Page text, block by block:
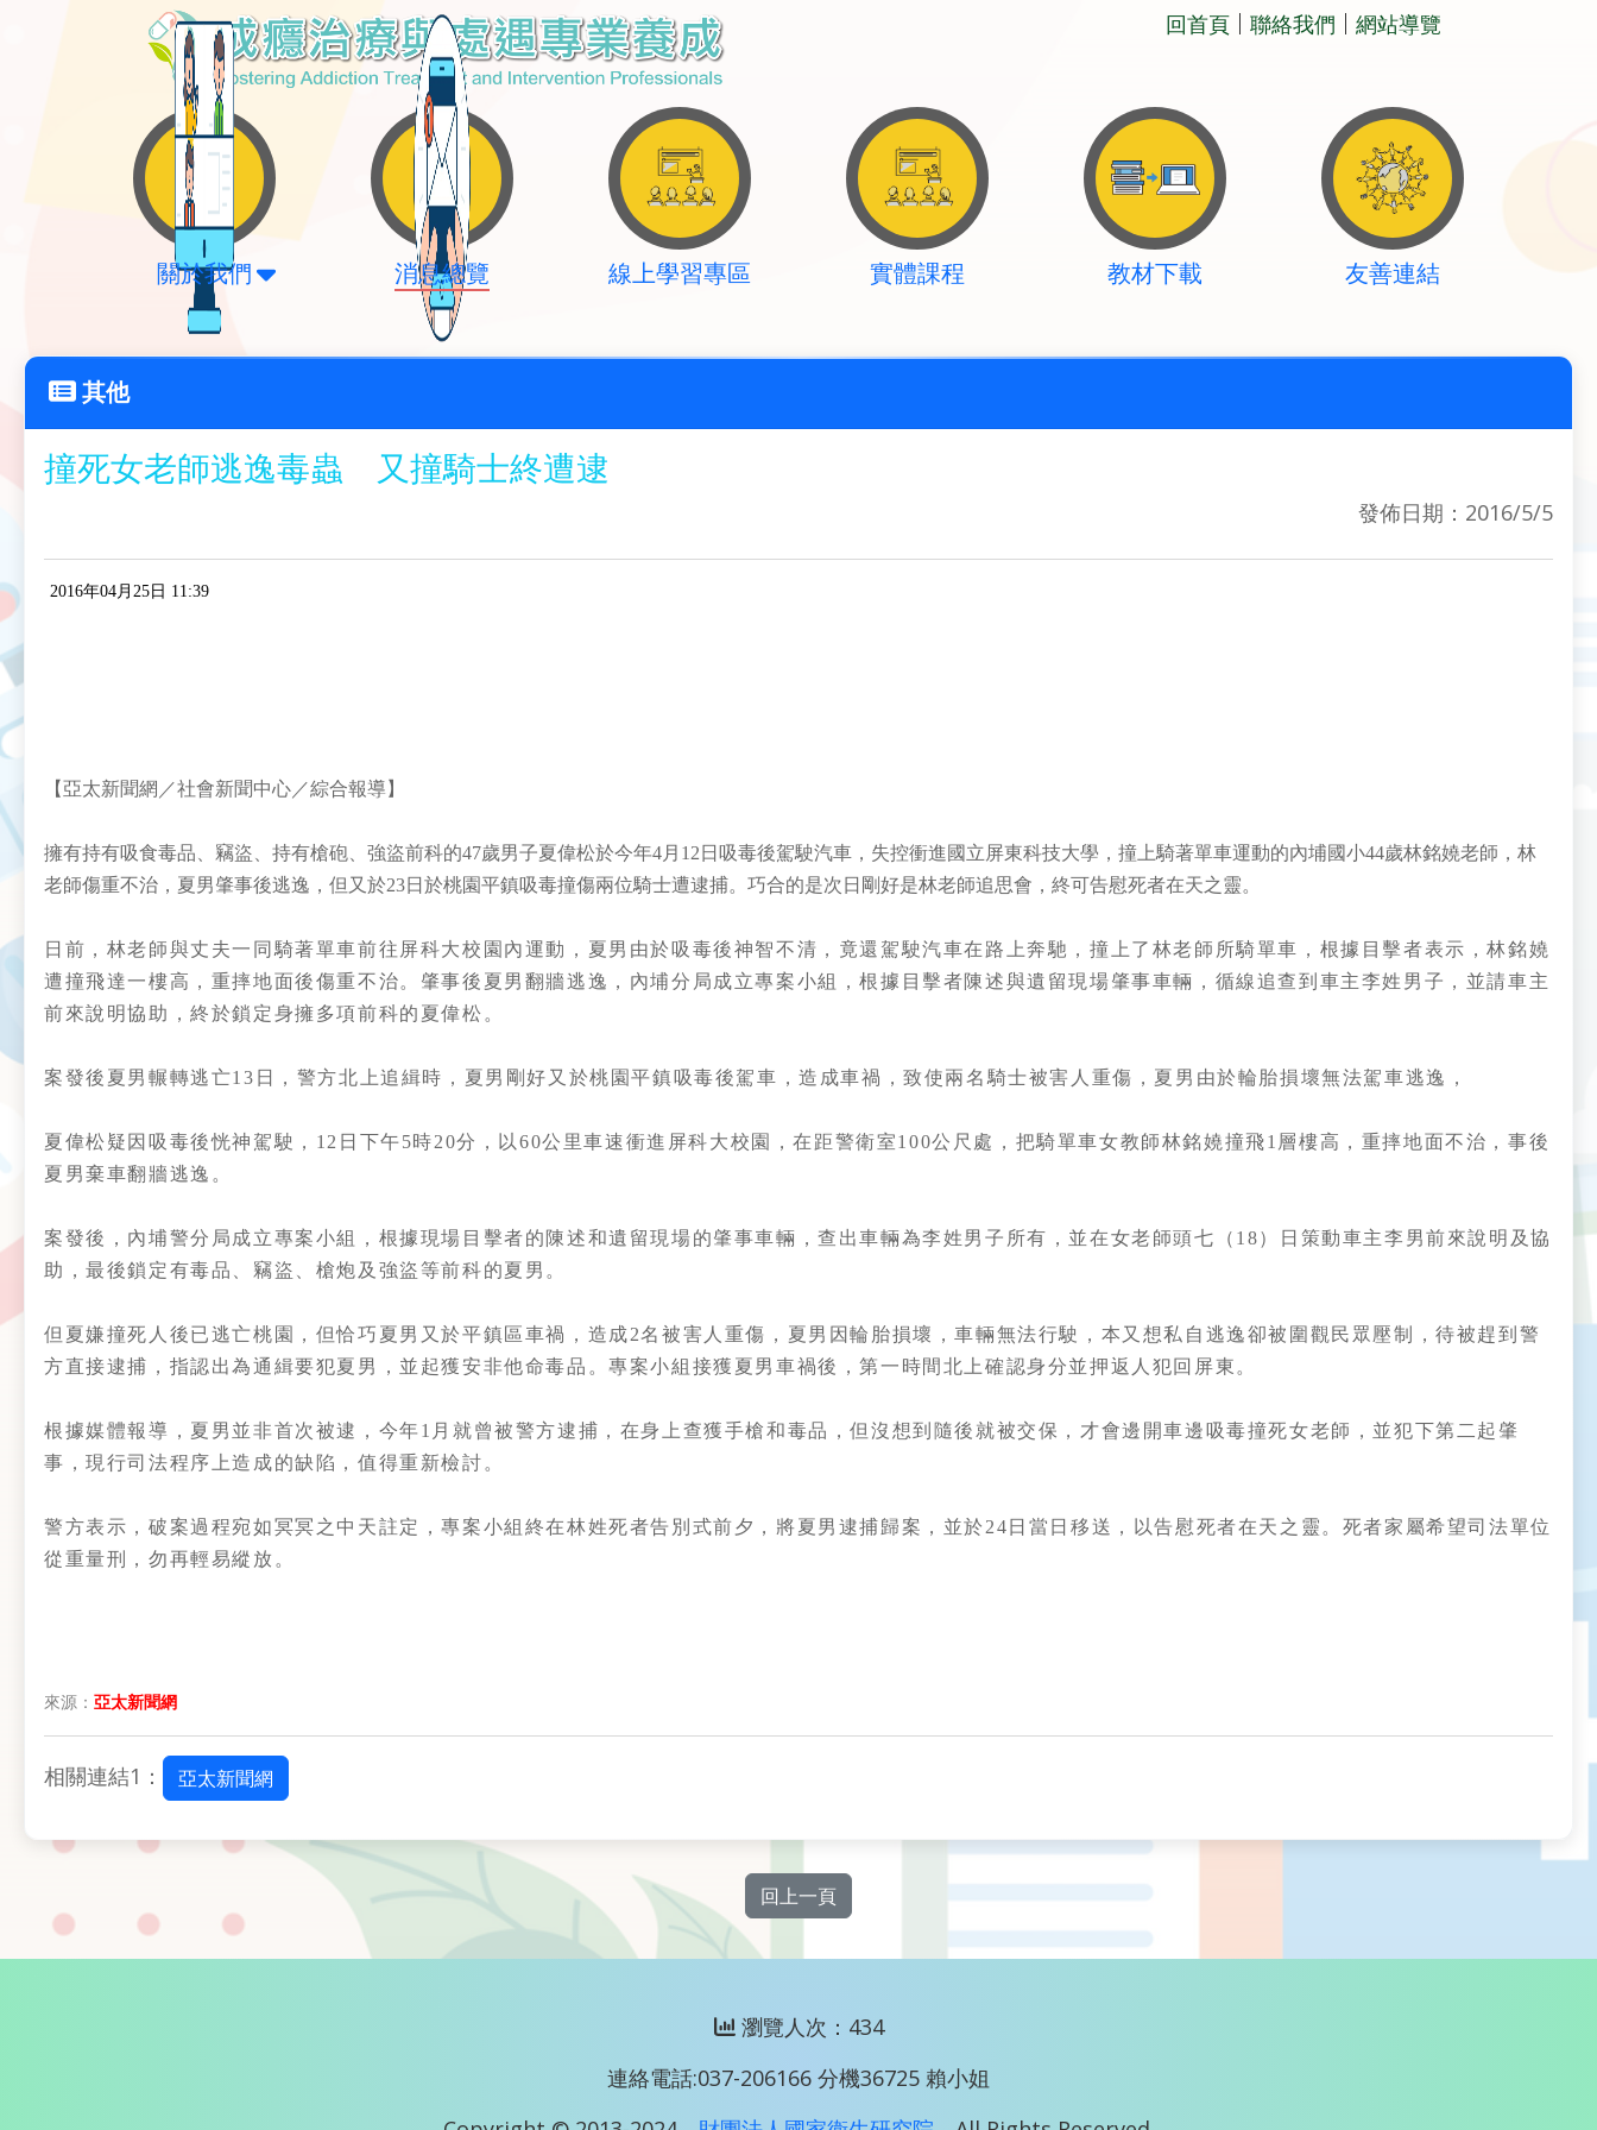
回首頁 聯絡我們 網站導覽
關於我們 消息總覽 線上學習專區 實體課程 教材下載 友善連結
其他
撞死女老師逃逸毒蟲 又撞騎士終遭逮
發佈日期：2016/5/5
2016年04月25日 11:39
【亞太新聞網／社會新聞中心／綜合報導】
擁有持有吸食毒品、竊盜、持有槍砲、強盜前科的47歲男子夏偉松於今年4月12日吸毒後駕駛汽車，失控衝進國立屏東科技大學，撞上騎著單車運動的內埔國小44歲林銘嬈老師，林
老師傷重不治，夏男肇事後逃逸，但又於23日於桃園平鎮吸毒撞傷兩位騎士遭逮捕。巧合的是次日剛好是林老師追思會，終可告慰死者在天之靈。
日前，林老師與丈夫一同騎著單車前往屏科大校園內運動，夏男由於吸毒後神智不清，竟還駕駛汽車在路上奔馳，撞上了林老師所騎單車，根據目擊者表示，林銘嬈
遭撞飛達一樓高，重摔地面後傷重不治。肇事後夏男翻牆逃逸，內埔分局成立專案小組，根據目擊者陳述與遺留現場肇事車輛，循線追查到車主李姓男子，並請車主
前來說明協助，終於鎖定身擁多項前科的夏偉松。
案發後夏男輾轉逃亡13日，警方北上追緝時，夏男剛好又於桃園平鎮吸毒後駕車，造成車禍，致使兩名騎士被害人重傷，夏男由於輪胎損壞無法駕車逃逸，
夏偉松疑因吸毒後恍神駕駛，12日下午5時20分，以60公里車速衝進屏科大校園，在距警衛室100公尺處，把騎單車女教師林銘嬈撞飛1層樓高，重摔地面不治，事後
夏男棄車翻牆逃逸。
案發後，內埔警分局成立專案小組，根據現場目擊者的陳述和遺留現場的肇事車輛，查出車輛為李姓男子所有，並在女老師頭七（18）日策動車主李男前來說明及協
助，最後鎖定有毒品、竊盜、槍炮及強盜等前科的夏男。
但夏嫌撞死人後已逃亡桃園，但恰巧夏男又於平鎮區車禍，造成2名被害人重傷，夏男因輪胎損壞，車輛無法行駛，本又想私自逃逸卻被圍觀民眾壓制，待被趕到警
方直接逮捕，指認出為通緝要犯夏男，並起獲安非他命毒品。專案小組接獲夏男車禍後，第一時間北上確認身分並押返人犯回屏東。
根據媒體報導，夏男並非首次被逮，今年1月就曾被警方逮捕，在身上查獲手槍和毒品，但沒想到隨後就被交保，才會邊開車邊吸毒撞死女老師，並犯下第二起肇
事，現行司法程序上造成的缺陷，值得重新檢討。
警方表示，破案過程宛如冥冥之中天註定，專案小組終在林姓死者告別式前夕，將夏男逮捕歸案，並於24日當日移送，以告慰死者在天之靈。死者家屬希望司法單位
從重量刑，勿再輕易縱放。
來源： 亞太新聞網
相關連結1： 亞太新聞網
回上一頁
瀏覽人次：434
連絡電話:037-206166 分機36725 賴小姐